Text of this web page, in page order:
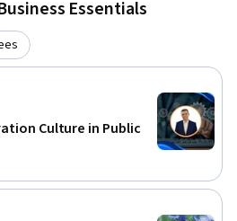
Essentials
Culture in Public